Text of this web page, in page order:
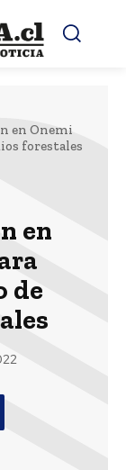
en Onemi
forestales
en
de